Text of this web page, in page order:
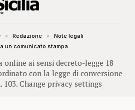
online ai sensi decreto-legge 18
con la legge di conversione
103. Change privacy settings
Redazione
Note legali
un comunicato stampa